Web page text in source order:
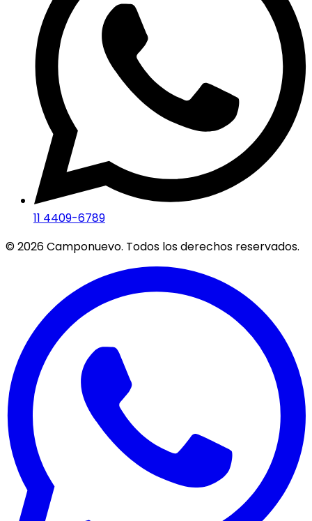
11 4409-6789
©2026Camponuevo. Todos los derechos reservados.